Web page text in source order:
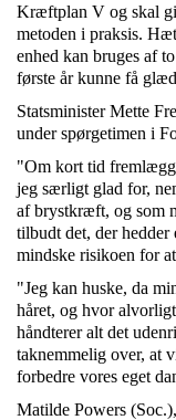
Kræftplan V og skal
metoden i praksis.
enhed kan bruges af
første år kunne få
Statsminister Mette
under spørgetimen i
"Om kort tid
jeg særligt glad for,
af brystkræft, og som
tilbudt det, der
mindske risikoen for
"Jeg kan huske, da
håret, og hvor
håndterer alt det
taknemmelig over, at
forbedre vores eget
Matilde Powers